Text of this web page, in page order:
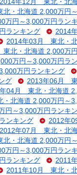
2014年12月 東北・北
・北海道 2,000万円
円～3,000万円ラン
ランキング
2014
2014年03月 東北・
北・北海道 2,000万
万円～3,000万円ラ
万円ランキング
グ
2013年06月 東
04月 東北・北海道
北海道 2,000万円～
円～3,000万円ランキ
ンキング
2012年
2012年07月 東北・北
・北海道 2,000万円
円～3,000万円ラン
ランキング
2011
2011年10月 東北・